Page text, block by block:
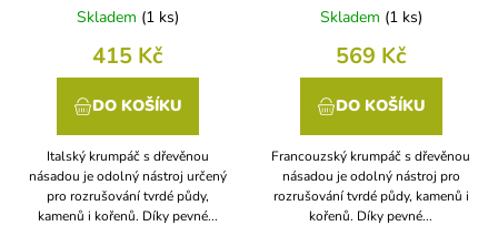
Skladem (1 ks)
415 Kč
DO KOŠÍKU
Italský krumpáč s dřevěnou
násadou je odolný nástroj určený
pro rozrušování tvrdé půdy,
kamenů i kořenů. Díky pevné...
Skladem (1 ks)
569 Kč
DO KOŠÍKU
Francouzský krumpáč s dřevěnou
násadou je odolný nástroj pro
rozrušování tvrdé půdy, kamenů i
kořenů. Díky pevné...